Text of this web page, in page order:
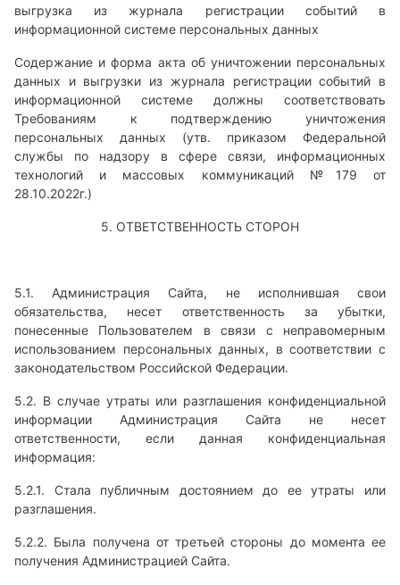
выгрузка из журнала регистрации событий в
информационной системе персональных данных
Содержание и форма акта об уничтожении персональных
данных и выгрузки из журнала регистрации событий в
информационной системе должны соответствовать
Требованиям к подтверждению уничтожения
персональных данных (утв. приказом Федеральной
службы по надзору в сфере связи, информационных
технологий и массовых коммуникаций №179 от
28.10.2022г.)
5. ОТВЕТСТВЕННОСТЬ СТОРОН
5.1. Администрация Сайта, не исполнившая свои
обязательства, несет ответственность за убытки,
понесенные Пользователем в связи с неправомерным
использованием персональных данных, в соответствии с
законодательством Российской Федерации.
5.2. В случае утраты или разглашения конфиденциальной
информации Администрация Сайта не несет
ответственности, если данная конфиденциальная
информация:
5.2.1. Стала публичным достоянием до ее утраты или
разглашения.
5.2.2. Была получена от третьей стороны до момента ее
получения Администрацией Сайта.